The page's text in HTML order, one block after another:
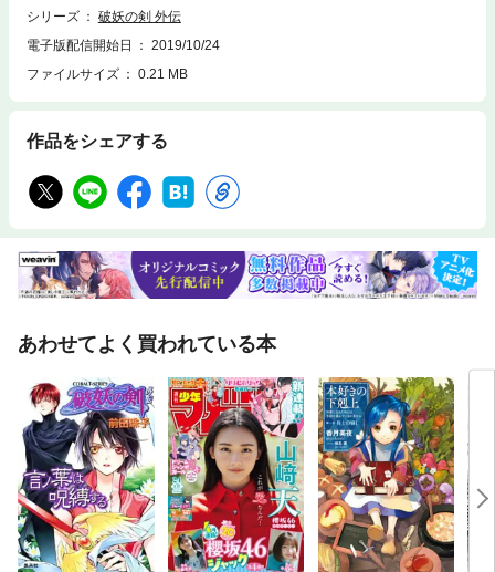
シリーズ
破妖の剣 外伝
電子版配信開始日
2019/10/24
ファイルサイズ
0.21 MB
作品をシェアする
あわせてよく買われている本